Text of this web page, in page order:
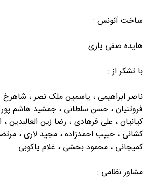
ساخت آنونس :
هایده صفی یاری
با تشکر از :
ناصر ابراهیمی ، یاسمین ملک نصر ، شاهرخ
فروتنیان ، حسن سلطانی ، جمشید هاشم
کیانیان ، علی فرهادی ، رضا زین العالبدین
کشانی ، حبیب احمدزاده ، مجید لاری ،
کمیجانی ، محمود بخشی ، غلام یاکوبی
مشاور نظامی :